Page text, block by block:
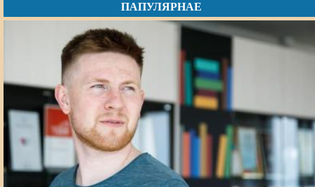
ПАПУЛЯРНАЕ